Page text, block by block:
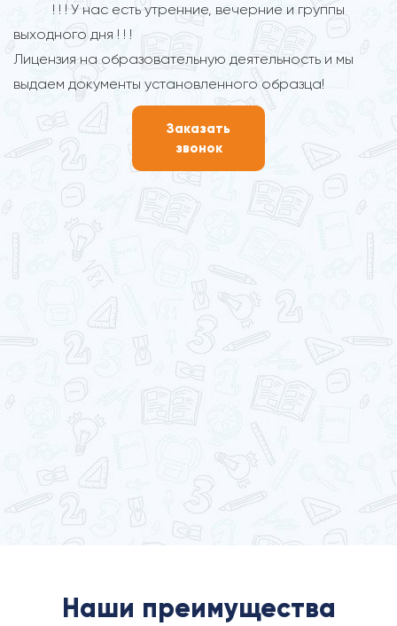
! ! ! У нас есть утренние, вечерние и группы
выходного дня ! ! !
Лицензия на образовательную деятельность и мы
выдаем документы установленного образца!
Заказать
звонок
Наши преимущества